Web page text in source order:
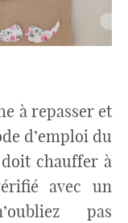
à repasser et
d’emploi du
chauffer à
avec un
pas